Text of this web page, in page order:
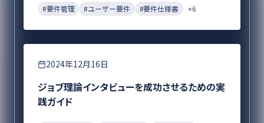
#要件管理 #ユーザー要件 #要件仕様書 +6
DX2024年12月16日
ジョブ理論インタビューを成功させるための実
践ガイド